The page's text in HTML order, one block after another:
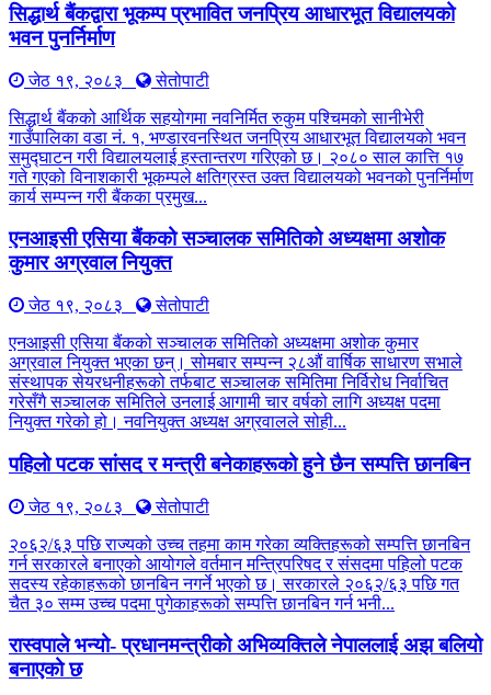
सिद्धार्थ बैंकद्वारा भूकम्प प्रभावित जनप्रिय आधारभूत विद्यालयको
भवन पुनर्निर्माण
जेठ १९, २०८३
सेतोपाटी
सिद्धार्थ बैंकको आर्थिक सहयोगमा नवनिर्मित रुकुम पश्चिमको सानीभेरी
गाउँपालिका वडा नं. १, भण्डारवनस्थित जनप्रिय आधारभूत विद्यालयको भवन
समुद्घाटन गरी विद्यालयलाई हस्तान्तरण गरिएको छ। २०८० साल कात्ति १७
गते गएको विनाशकारी भूकम्पले क्षतिग्रस्त उक्त विद्यालयको भवनको पुनर्निर्माण
कार्य सम्पन्न गरी बैंकका प्रमुख...
एनआइसी एसिया बैंकको सञ्चालक समितिको अध्यक्षमा अशोक
कुमार अग्रवाल नियुक्त
जेठ १९, २०८३
सेतोपाटी
एनआइसी एसिया बैंकको सञ्चालक समितिको अध्यक्षमा अशोक कुमार
अग्रवाल नियुक्त भएका छन्। सोमबार सम्पन्न २८औं वार्षिक साधारण सभाले
संस्थापक सेयरधनीहरूको तर्फबाट सञ्चालक समितिमा निर्विरोध निर्वाचित
गरेसँगै सञ्चालक समितिले उनलाई आगामी चार वर्षको लागि अध्यक्ष पदमा
नियुक्त गरेको हो। नवनियुक्त अध्यक्ष अग्रवालले सोही...
पहिलो पटक सांसद र मन्त्री बनेकाहरूको हुने छैन सम्पत्ति छानबिन
जेठ १९, २०८३
सेतोपाटी
२०६२/६३ पछि राज्यको उच्च तहमा काम गरेका व्यक्तिहरूको सम्पत्ति छानबिन
गर्न सरकारले बनाएको आयोगले वर्तमान मन्त्रिपरिषद र संसदमा पहिलो पटक
सदस्य रहेकाहरूको छानबिन नगर्ने भएको छ। सरकारले २०६२/६३ पछि गत
चैत ३० सम्म उच्च पदमा पुगेकाहरूको सम्पत्ति छानबिन गर्न भनी...
रास्वपाले भन्यो- प्रधानमन्त्रीको अभिव्यक्तिले नेपाललाई अझ बलियो
बनाएको छ